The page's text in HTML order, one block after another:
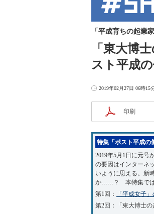
「東大博
スト平成
「平成育ちの起業
2019年02月27日 06時15
印刷
特集「ポスト平成の
2019年5月1日に元号
の要因はインターネ
いように思える。新
か……？ 本特集では
第1回：
「平成女子
第2回：「東大博士